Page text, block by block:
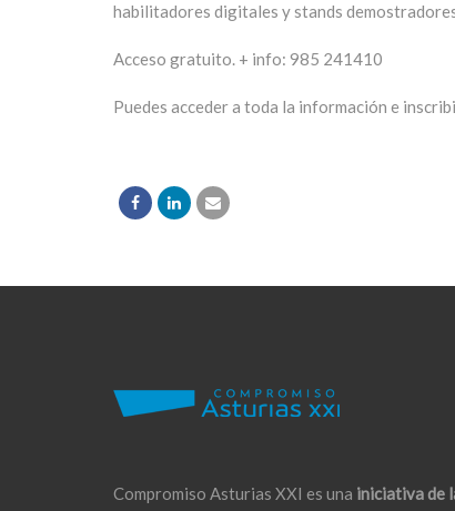
habilitadores digitales y stands
Acceso gratuito. + info: 985 241410
Puedes acceder a toda la información e
Compromiso Asturias XXI es una iniciativa de